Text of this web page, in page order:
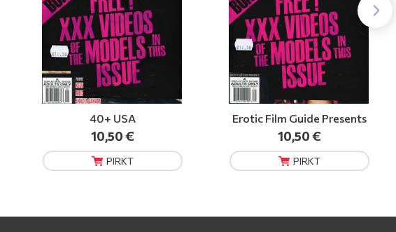
Erotic Film Guide Presents
10,50 €
PIRKT
Fox (DVD)
10,50 €
PIRKT